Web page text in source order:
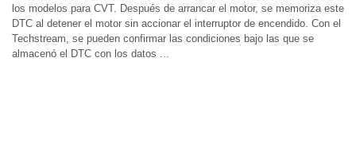
los modelos para CVT. Después de arrancar el motor, se memoriza este
DTC al detener el motor sin accionar el interruptor de encendido. Con el
Techstream, se pueden confirmar las condiciones bajo las que se
almacenó el DTC con los datos ...